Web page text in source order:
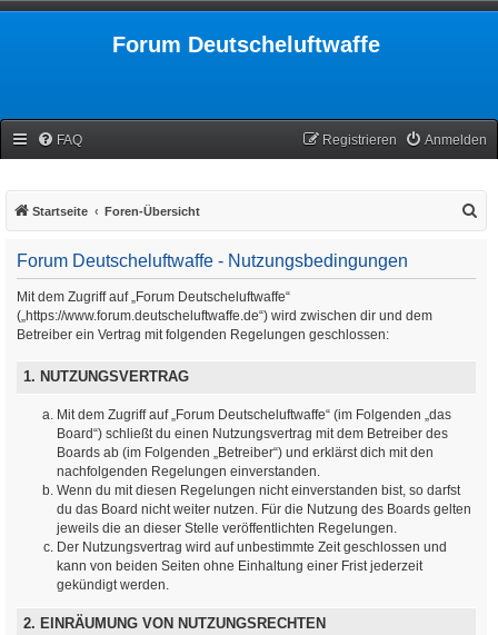
Forum Deutscheluftwaffe
FAQ Anmelden
Registrieren
Startseite Foren-Übersicht
Forum Deutscheluftwaffe - Nutzungsbedingungen
Mit dem Zugriff auf „Forum Deutscheluftwaffe“
(„https://www.forum.deutscheluftwaffe.de“) wird zwischen dir und dem
Betreiber ein Vertrag mit folgenden Regelungen geschlossen:
1. NUTZUNGSVERTRAG
Mit dem Zugriff auf „Forum Deutscheluftwaffe“ (im Folgenden „das
Board“) schließt du einen Nutzungsvertrag mit dem Betreiber des
Boards ab (im Folgenden „Betreiber“) und erklärst dich mit den
nachfolgenden Regelungen einverstanden.
Wenn du mit diesen Regelungen nicht einverstanden bist, so darfst
du das Board nicht weiter nutzen. Für die Nutzung des Boards gelten
jeweils die an dieser Stelle veröffentlichten Regelungen.
Der Nutzungsvertrag wird auf unbestimmte Zeit geschlossen und
kann von beiden Seiten ohne Einhaltung einer Frist jederzeit
gekündigt werden.
2. EINRÄUMUNG VON NUTZUNGSRECHTEN